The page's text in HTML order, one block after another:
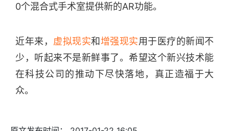
0个混合式手术室提供新的AR功能。
近年来， 虚拟现实和增强现实用于医疗的新闻不
少，听起来不是新鲜事了。希望这个新兴技术能
在科技公司的推动下尽快落地，真正造福于大
众。